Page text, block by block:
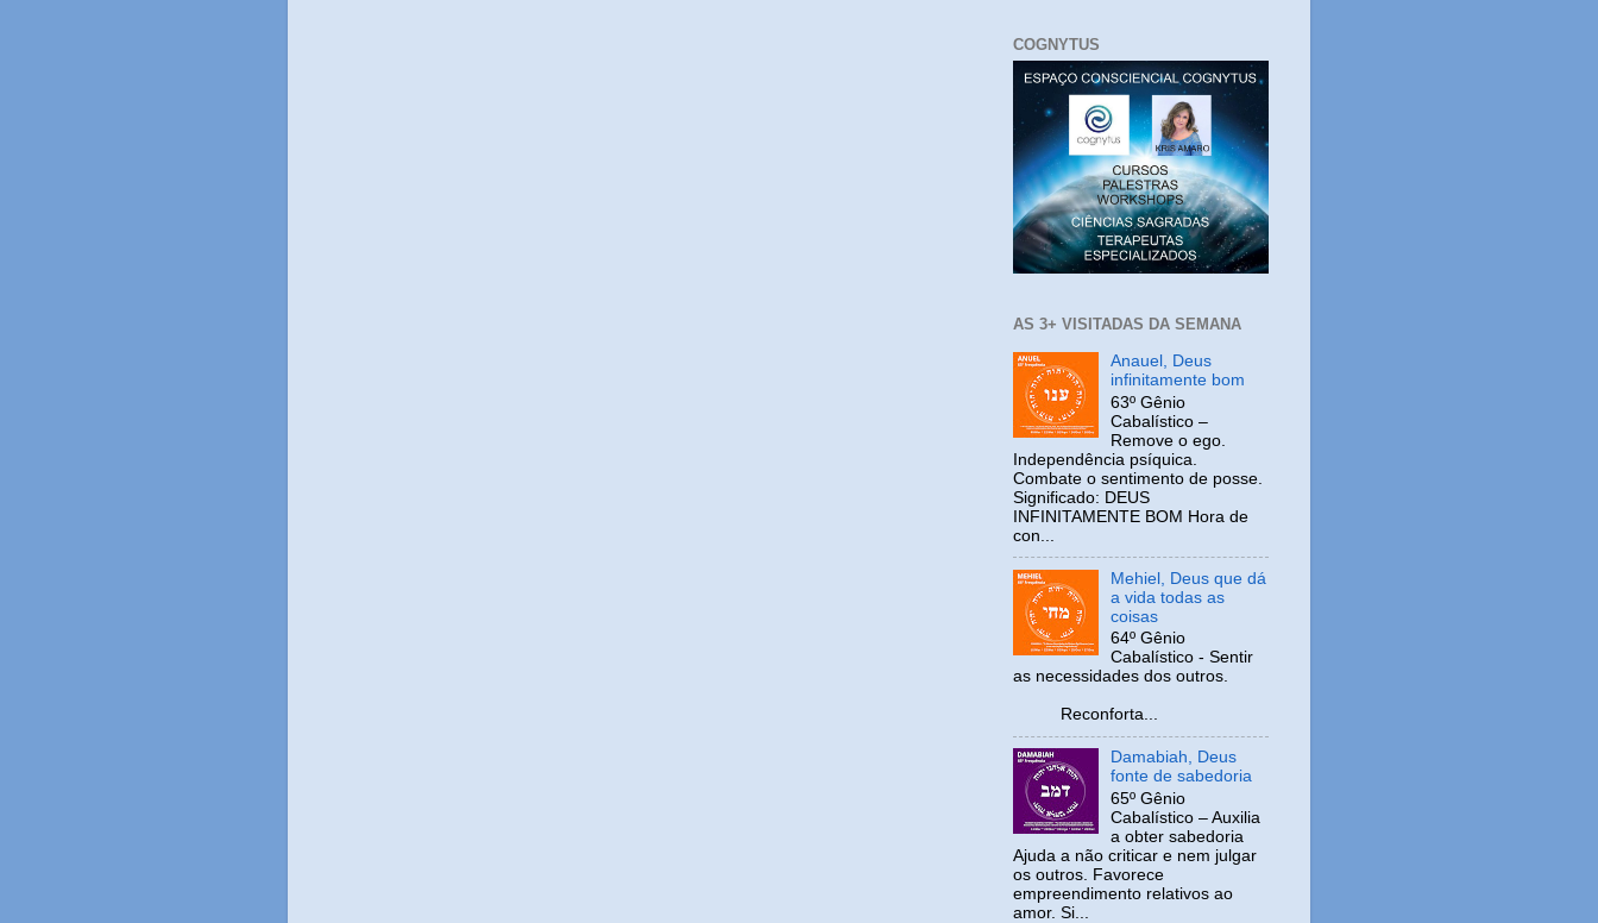
COGNYTUS
AS 3+ VISITADAS DA SEMANA
Anauel, Deus
infinitamente bom
63º Gênio
Cabalístico –
Remove o ego.
Independência psíquica.
Combate o sentimento de posse.
Significado: DEUS
INFINITAMENTE BOM Hora de
con...
Mehiel, Deus que dá
a vida todas as
coisas
64º Gênio
Cabalístico - Sentir
as necessidades dos outros.
Reconforta...
Damabiah, Deus
fonte de sabedoria
65º Gênio
Cabalístico – Auxilia
a obter sabedoria
Ajuda a não criticar e nem julgar
os outros. Favorece
empreendimento relativos ao
amor. Si...